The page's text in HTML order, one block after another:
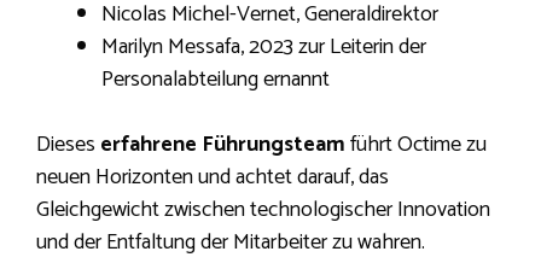
Nicolas Michel-Vernet, Generaldirektor
Marilyn Messafa, 2023 zur Leiterin der
Personalabteilung ernannt
Dieses erfahrene Führungsteamführt Octime zu
neuen Horizonten und achtet darauf, das
Gleichgewicht zwischen technologischer Innovation
und der Entfaltung der Mitarbeiter zu wahren.